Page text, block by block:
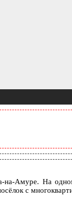
на-Амуре. На
с